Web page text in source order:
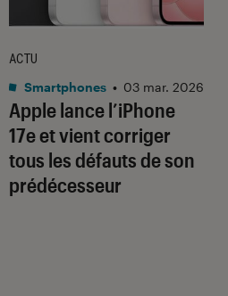
Apple lance l’iPhone
17e et vient corriger
tous les défauts de son
prédécesseur
ACTU
Smartphones • 03 mar. 2026